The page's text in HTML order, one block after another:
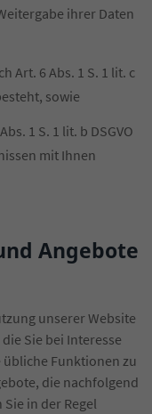
ihrer Daten
Art. 6 Abs. 1 S. 1 lit. c
sowie
1 S. 1 lit. b DSGVO
mit Ihnen
Angebote
unserer Website
Sie bei Interesse
Funktionen zu
die nachfolgend
in der Regel